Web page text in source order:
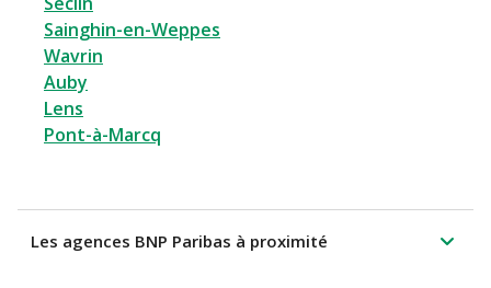
Sainghin-en-Weppes
Wavrin
Auby
Lens
Pont-à-Marcq
Les agences BNP Paribas à proximité